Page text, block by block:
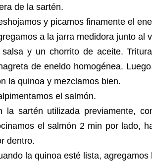
de la sartén.
y picamos finamente el
a la jarra medidora junto al
y un chorrito de aceite.
de eneldo homogénea.
la quinoa y mezclamos bien.
el salmón.
la sartén utilizada previamente,
el salmón 2 min por lado,
dentro.
la quinoa esté lista,